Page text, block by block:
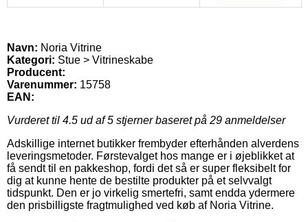
Navn: Noria Vitrine
Kategori: Stue > Vitrineskabe
Producent:
Varenummer: 15758
EAN:
Vurderet til 4.5 ud af 5 stjerner baseret på 29 anmeldelser
Adskillige internet butikker frembyder efterhånden alverdens
leveringsmetoder. Førstevalget hos mange er i øjeblikket at
få sendt til en pakkeshop, fordi det så er super fleksibelt for
dig at kunne hente de bestilte produkter på et selvvalgt
tidspunkt. Den er jo virkelig smertefri, samt endda ydermere
den prisbilligste fragtmulighed ved køb af Noria Vitrine.